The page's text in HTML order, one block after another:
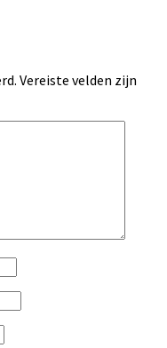
Vereiste velden zijn